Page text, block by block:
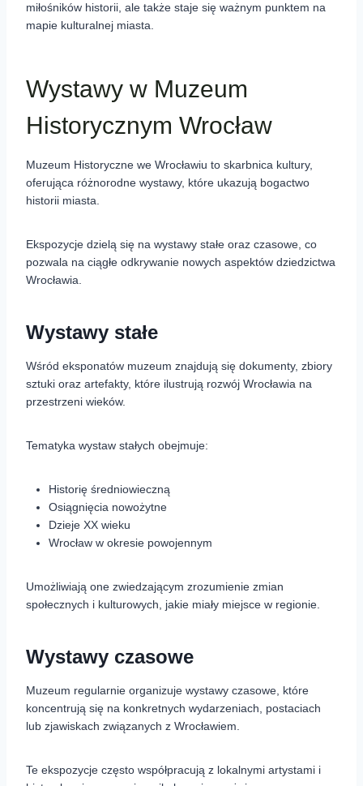
miłośników historii, ale także staje się ważnym punktem na
mapie kulturalnej miasta.
Wystawy w Muzeum
Historycznym Wrocław
Muzeum Historyczne we Wrocławiu to skarbnica kultury,
oferująca różnorodne wystawy, które ukazują bogactwo
historii miasta.
Ekspozycje dzielą się na wystawy stałe oraz czasowe, co
pozwala na ciągłe odkrywanie nowych aspektów dziedzictwa
Wrocławia.
Wystawy stałe
Wśród eksponatów muzeum znajdują się dokumenty, zbiory
sztuki oraz artefakty, które ilustrują rozwój Wrocławia na
przestrzeni wieków.
Tematyka wystaw stałych obejmuje:
Historię średniowieczną
Osiągnięcia nowożytne
Dzieje XX wieku
Wrocław w okresie powojennym
Umożliwiają one zwiedzającym zrozumienie zmian
społecznych i kulturowych, jakie miały miejsce w regionie.
Wystawy czasowe
Muzeum regularnie organizuje wystawy czasowe, które
koncentrują się na konkretnych wydarzeniach, postaciach
lub zjawiskach związanych z Wrocławiem.
Te ekspozycje często współpracują z lokalnymi artystami i